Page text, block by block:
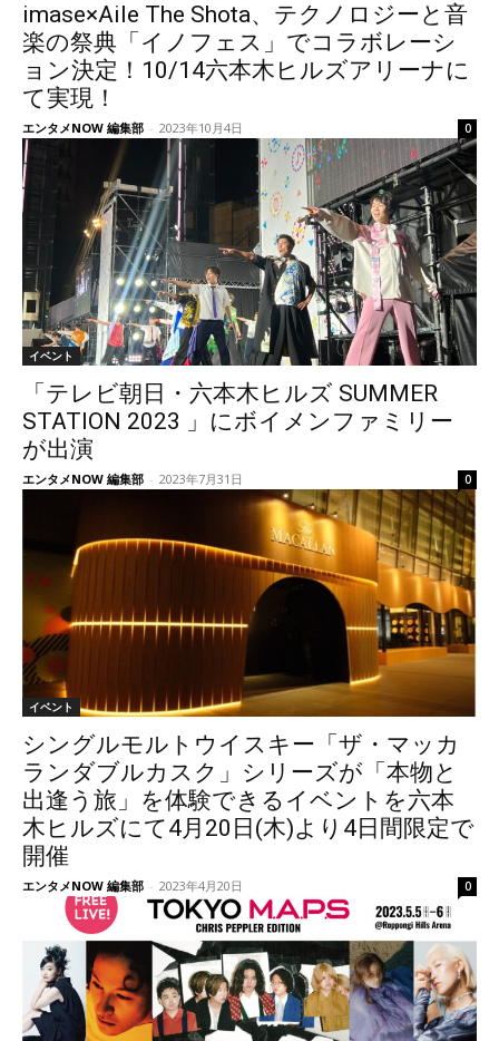
imase×Aile The Shota、テクノロジーと音
楽の祭典「イノフェス」でコラボレーシ
ョン決定！10/14六本木ヒルズアリーナに
て実現！
エンタメNOW 編集部 - 2023年10月4日 0
イベント
「テレビ朝日・六本木ヒルズ SUMMER
STATION 2023 」にボイメンファミリー
が出演
エンタメNOW 編集部 - 2023年7月31日 0
イベント
シングルモルトウイスキー「ザ・マッカ
ランダブルカスク」シリーズが「本物と
出逢う旅」を体験できるイベントを六本
木ヒルズにて4月20日(木)より4日間限定で
開催
エンタメNOW 編集部 - 2023年4月20日 0